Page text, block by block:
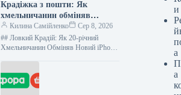
Крадіжка з пошти: Як
хмельничанин обміняв
смартфон на швидкі гроші в
ломбарді
Килина Самійленко
Сер 8, 2026
## Ловкий Крадій: Як 20-річний
Хмельничанин Обміняв Новий iPhone
Хмельниччині, що…
и
а
а